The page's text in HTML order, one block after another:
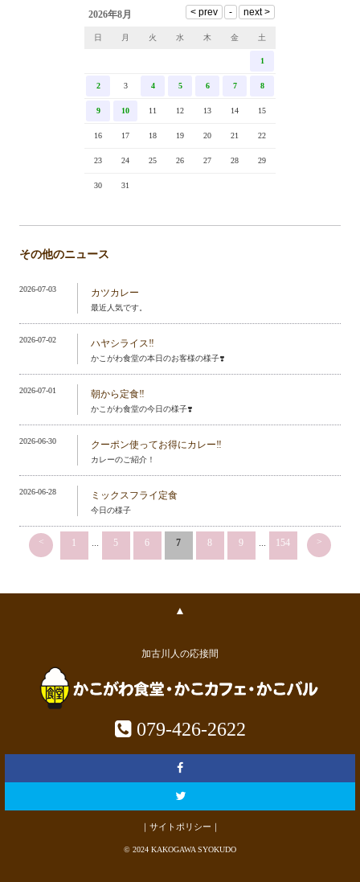
2026年8月
日 月 火 水 木 金 土
1
2 3 4 5 6 7 8
9 10 11 12 13 14 15
16 17 18 19 20 21 22
23 24 25 26 27 28 29
30 31
その他のニュース
2026-07-03 カツカレー
最近人気です。
2026-07-02 ハヤシライス‼️
かこがわ食堂の本日のお客様の様子❣️
2026-07-01 朝から定食‼️
かこがわ食堂の今日の様子❣️
2026-06-30 クーポン使ってお得にカレー‼️
カレーのご紹介！
2026-06-28 ミックスフライ定食
今日の様子
< 1 ... 5 6 7 8 9 ... 154 >
▲
加古川人の応接間
079-426-2622
｜サイトポリシー｜
© 2024 KAKOGAWA SYOKUDO